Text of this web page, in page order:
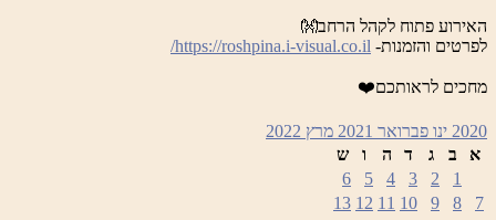
האירוע פתוח לקהל הרחב👐
לפרטים והזמנות- https://roshpina.i-visual.co.il/
מחכים לראותכם❤️
2020 ינו פברואר 2021 מרץ 2022
א
ב ג ד ה ו
ש
1
2
3
4
5
6
7
8
9
10
11
12
13